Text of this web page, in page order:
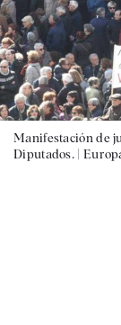
Manifestación de
Diputados. |